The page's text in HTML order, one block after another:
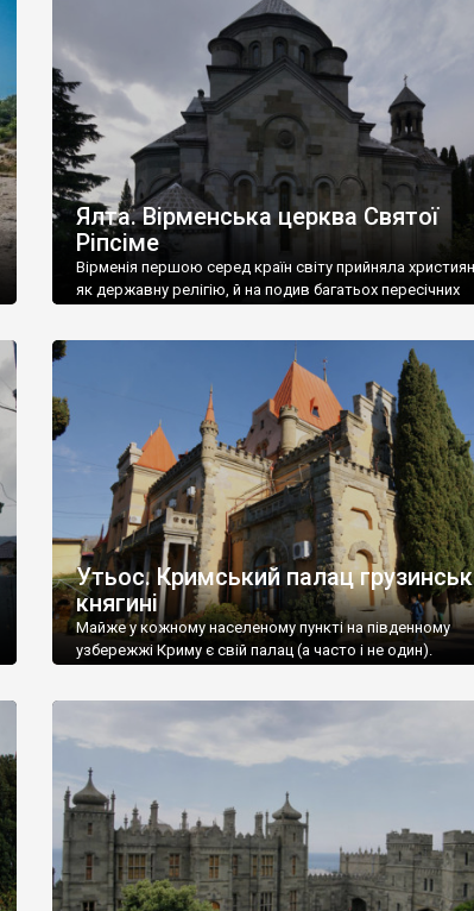
називаються «повстяками» (postaki)…” “Вино. Крим
виробляє відмінне вино і його вдосталь: воно все
легке біле і дуже […]
Ялта. Вірменська церква Святої
Ріпсіме
Вірменія першою серед країн світу прийняла
як державну релігію, й на подив багатьох пересічних
Утьос. Кримський палац
княгині
Майже у кожному населеному пункті на південному
узбережжі Криму є свій палац (а часто і не один).